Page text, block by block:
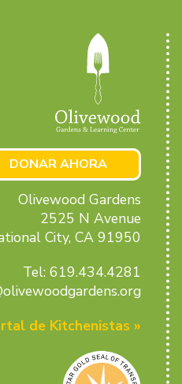
DONAR AHORA
Olivewood Gardens
2525 N Avenue
City, CA 91950
Tel: 619.434.4281
de Kitchenistas »